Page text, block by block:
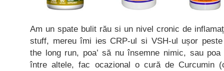
Am un spate bulit rău si un nivel cronic de
stuff, mereu îmi ies CRP-ul si VSH-ul ușor
the long run, poa’ să nu însemne nimic, sau
între altele, fac ocazional o cură de Curcumin